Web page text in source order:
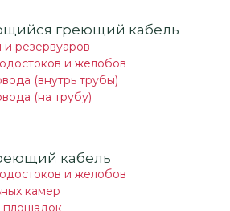
греющий кабель
резервуаров
и желобов
(внутрь трубы)
(на трубу)
кабель
и желобов
камер
площадок